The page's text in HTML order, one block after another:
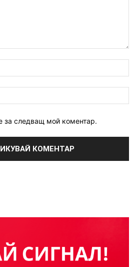
за следващ мой коментар.